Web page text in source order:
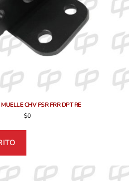
CHV FSR FRR DPT RE
$0